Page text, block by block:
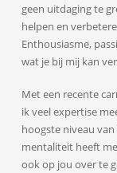
geen uitdaging te
helpen en
Enthousiasme,
wat je bij mij kan
Met een recente
ik veel expertise
hoogste niveau
mentaliteit heeft
ook op jou over te